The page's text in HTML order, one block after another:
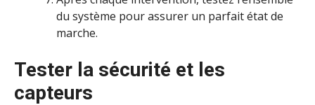
du système pour assurer un parfait état de
marche.
Tester la sécurité et les
capteurs